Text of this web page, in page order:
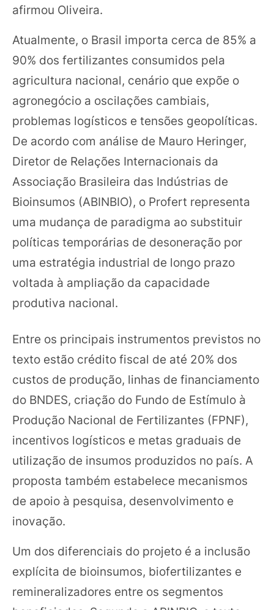
afirmou Oliveira.
Atualmente, o Brasil importa cerca de 85% a
90% dos fertilizantes consumidos pela
agricultura nacional, cenário que expõe o
agronegócio a oscilações cambiais,
problemas logísticos e tensões geopolíticas.
De acordo com análise de Mauro Heringer,
Diretor de Relações Internacionais da
Associação Brasileira das Indústrias de
Bioinsumos (ABINBIO), o Profert representa
uma mudança de paradigma ao substituir
políticas temporárias de desoneração por
uma estratégia industrial de longo prazo
voltada à ampliação da capacidade
produtiva nacional.
Entre os principais instrumentos previstos no
texto estão crédito fiscal de até 20% dos
custos de produção, linhas de financiamento
do BNDES, criação do Fundo de Estímulo à
Produção Nacional de Fertilizantes (FPNF),
incentivos logísticos e metas graduais de
utilização de insumos produzidos no país. A
proposta também estabelece mecanismos
de apoio à pesquisa, desenvolvimento e
inovação.
Um dos diferenciais do projeto é a inclusão
explícita de bioinsumos, biofertilizantes e
remineralizadores entre os segmentos